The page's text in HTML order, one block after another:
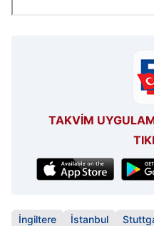
TAKVİM
İngiltere İstanbul